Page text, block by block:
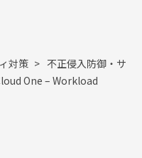
対策
不正侵入防御・サ
One – Workload